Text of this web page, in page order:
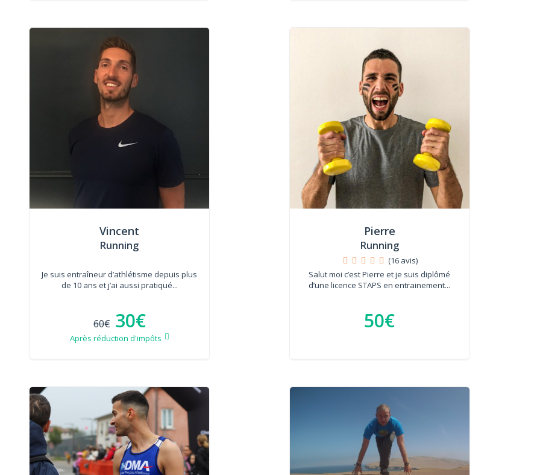
Vincent
Running
Je suis entraîneur d’athlétisme depuis plus
de 10 ans et j’ai aussi pratiqué...
60€ 30€
Après réduction d'impôts
Pierre
Running
(16 avis)
Salut moi c’est Pierre et je suis diplômé
d’une licence STAPS en entrainement...
50€